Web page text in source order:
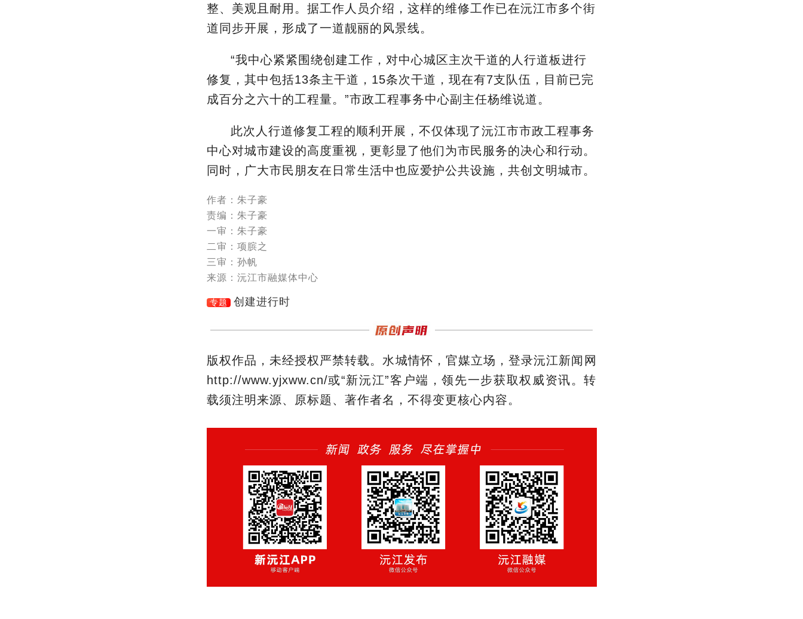
整、美观且耐用。据工作人员介绍，这样的维修工作已在沅江市多个街
道同步开展，形成了一道靓丽的风景线。
“我中心紧紧围绕创建工作，对中心城区主次干道的人行道板进行
修复，其中包括13条主干道， 15条次干道，现在有7支队伍，目前已完
成百分之六十的工程量。 ”市政工程事务中心副主任杨维说道。
此次人行道修复工程的顺利开展，不仅体现了沅江市市政工程事务
中心对城市建设的高度重视，更彰显了他们为市民服务的决心和行动。
同时，广大市民朋友在日常生活中也应爱护公共设施，共创文明城市。
作者：朱子豪
责编：朱子豪
一审：朱子豪
二审：项膑之
三审：孙帆
来源：沅江市融媒体中心
专题 创建进行时
版权作品，未经授权严禁转载。水城情怀，官媒立场，登录沅江新闻网
http://www.yjxww.cn/或“新沅江”客户端，领先一步获取权威资讯。转
载须注明来源、原标题、著作者名，不得变更核心内容。